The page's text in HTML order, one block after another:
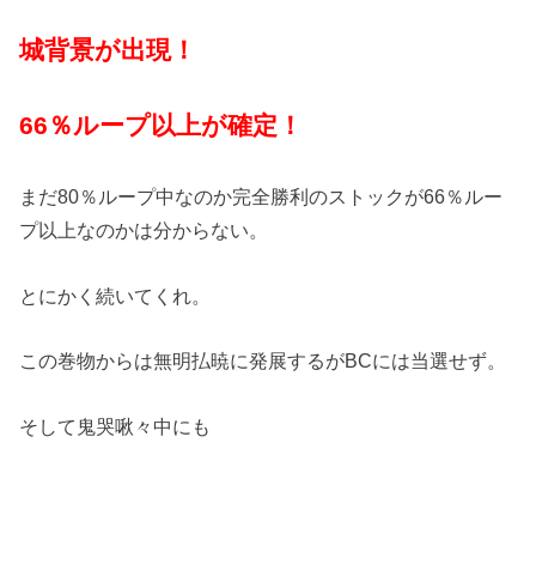
城背景が出現！
66％ループ以上が確定！
まだ80％ループ中なのか完全勝利のストックが66％ルー
プ以上なのかは分からない。
とにかく続いてくれ。
この巻物からは無明払暁に発展するがBCには当選せず。
そして鬼哭啾々中にも